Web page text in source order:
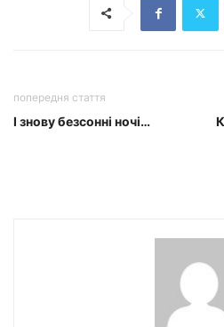
попередня стаття
І знову безсонні ночі…